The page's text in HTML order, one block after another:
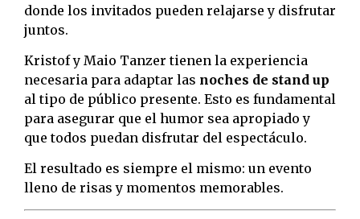
donde los invitados pueden relajarse y disfrutar
juntos.
Kristof y Maio Tanzer tienen la experiencia
necesaria para adaptar las noches de stand up
al tipo de público presente. Esto es fundamental
para asegurar que el humor sea apropiado y
que todos puedan disfrutar del espectáculo.
El resultado es siempre el mismo: un evento
lleno de risas y momentos memorables.